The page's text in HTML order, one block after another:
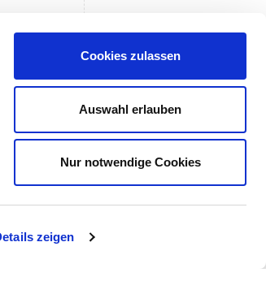
zeigen
Cookies zulassen
Auswahl erlauben
Nur notwendige Cookies